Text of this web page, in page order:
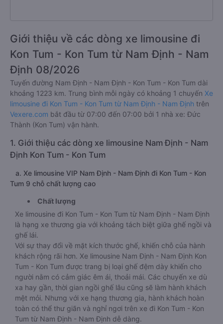
Giới thiệu về các dòng xe limousine đi
Kon Tum - Kon Tum từ Nam Định - Nam
Định 08/2026
Tuyến đường Nam Định - Nam Định - Kon Tum - Kon Tum dài
khoảng 1223 km. Trung bình mỗi ngày có khoảng 1 chuyến Xe
limousine đi Kon Tum - Kon Tum từ Nam Định - Nam Định trên
Vexere.com bắt đầu từ 07:00 đến 07:00 bởi 1 nhà xe: Đức
Thành (Kon Tum) vận hành.
1. Giới thiệu các dòng xe limousine Nam Định - Nam
Định Kon Tum - Kon Tum
a. Xe limousine VIP Nam Định - Nam Định đi Kon Tum - Kon
Tum 9 chỗ chất lượng cao
Chất lượng
Xe limousine đi Kon Tum - Kon Tum từ Nam Định - Nam Định
là hạng xe thương gia với khoảng tách biệt giữa ghế ngồi và
ghế lái.
Với sự thay đổi về mặt kích thước ghế, khiến chỗ của hành
khách rộng rãi hơn. Xe limousine Nam Định - Nam Định Kon
Tum - Kon Tum được trang bị loại ghế đệm dày khiến cho
người nằm có cảm giác êm ái, thoải mái. Các chuyến xe dù
xa hay gần, thời gian ngồi ghế lâu cũng sẽ làm hành khách
mệt mỏi. Nhưng với xe hạng thương gia, hành khách hoàn
toàn có thể thư giãn và nghỉ ngơi trên xe đi Kon Tum - Kon
Tum từ Nam Định - Nam Định dễ dàng.